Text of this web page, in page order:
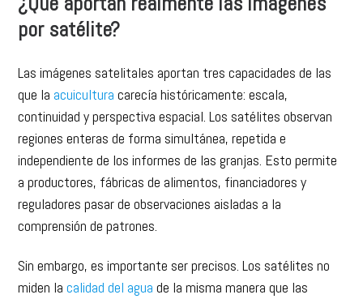
por satélite?
Las imágenes satelitales aportan tres capacidades de las
que la acuiculturacarecía históricamente: escala,
continuidad y perspectiva espacial. Los satélites observan
regiones enteras de forma simultánea, repetida e
independiente de los informes de las granjas. Esto permite
a productores, fábricas de alimentos, financiadores y
reguladores pasar de observaciones aisladas a la
comprensión de patrones.
Sin embargo, es importante ser precisos. Los satélites no
miden la calidad del agua de la misma manera que las